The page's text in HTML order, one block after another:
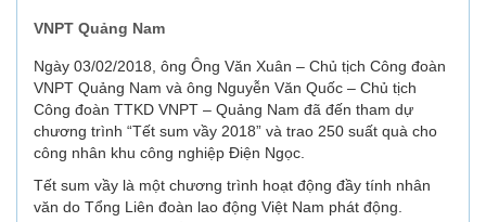
VNPT Quảng Nam
Ngày 03/02/2018, ông Ông Văn Xuân – Chủ tịch Công đoàn
VNPT Quảng Nam và ông Nguyễn Văn Quốc – Chủ tịch
Công đoàn TTKD VNPT – Quảng Nam đã đến tham dự
chương trình “Tết sum vầy 2018” và trao 250 suất quà cho
công nhân khu công nghiệp Điện Ngọc.
Tết sum vầy là một chương trình hoạt động đầy tính nhân
văn do Tổng Liên đoàn lao động Việt Nam phát động.